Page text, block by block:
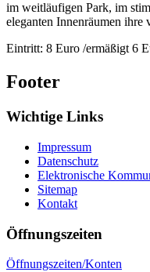
im weitläufigen Park, im
eleganten Innenräumen
Eintritt: 8 Euro /ermäßigt 6
Footer
Wichtige Links
Impressum
Datenschutz
Elektronische
Sitemap
Kontakt
Öffnungszeiten
Öffnungszeiten/Konten